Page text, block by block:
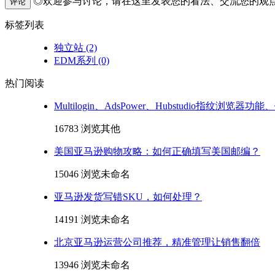
标签列表
独立站 (2)
EDM系列 (0)
热门阅读
Multilogin、AdsPower、Hubstudio指纹浏览器功能
16783 浏览其他
美国亚马逊购物攻略：如何正确填写美国邮编？
15046 浏览未命名
亚马逊发货写错SKU，如何处理？
14191 浏览未命名
北京亚马逊运营公司推荐，精准管理让销售翻倍
13946 浏览未命名